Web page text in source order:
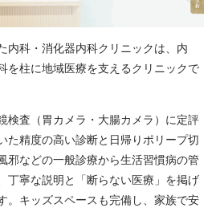
内科・消化器内科クリニックは、内
を柱に地域医療を支えるクリニックで
検査（胃カメラ・大腸カメラ）に定評
た精度の高い診断と日帰りポリープ切
邪などの一般診療から生活習慣病の管
丁寧な説明と「断らない医療」を掲げ
。キッズスペースも完備し、家族で安